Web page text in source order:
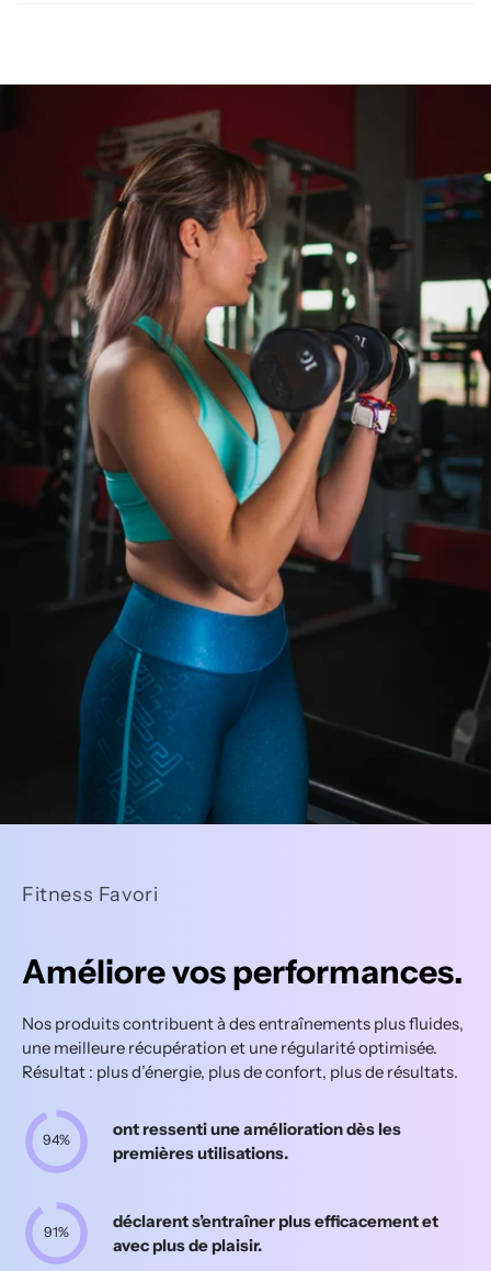
Fitness Favori
Améliore vos performances.
Nos produits contribuent à des entraînements plus fluides,
une meilleure récupération et une régularité optimisée.
Résultat : plus d’énergie, plus de confort, plus de résultats.
94%
ont ressenti une amélioration dès les
premières utilisations.
91%
déclarent s’entraîner plus efficacement et
avec plus de plaisir.